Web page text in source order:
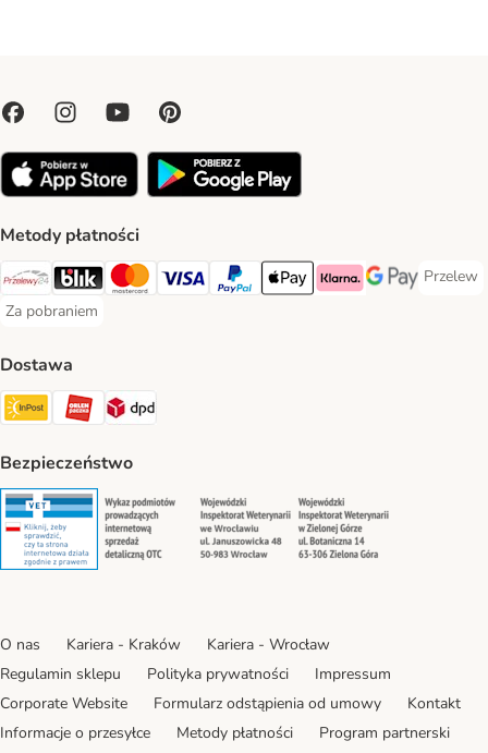
Metody płatności
Przelewy24 Payment Method
Blik Payment Method
MasterCard Payment Method
Visa Payment Method
PayPal Payment Method
Apple Pay Payment Method
Klarna Payment Method
Google Pay
Przelew
Przelew
Za pobraniem
Za pobraniem Payment Method
Dostawa
Paczkomat® Shipping Method
ORLEN Paczka Shipping Method
DPD Shipping Method
Bezpieczeństwo
Security Security Security
O nas Kariera - Kraków
Kariera - Wrocław
Regulamin sklepu
Polityka prywatności
Impressum
Corporate Website
Formularz odstąpienia od umowy
Kontakt
Informacje o przesyłce
Metody płatności
Program partnerski